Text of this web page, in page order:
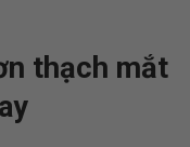
thạch mắt